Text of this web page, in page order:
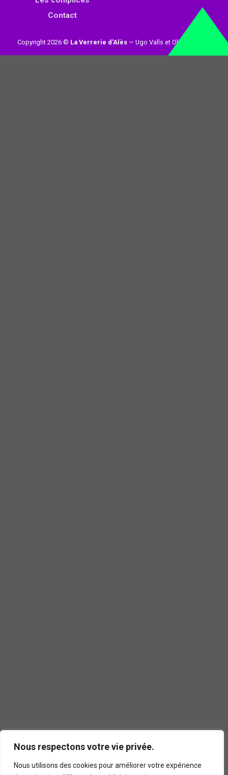
Nous respectons votre vie privée.
Nous utilisons des cookies pour améliorer votre expérience
Contact
Copyright 2026 © La Verrerie d'Alès— Ugo Valls et Olivier Loynet